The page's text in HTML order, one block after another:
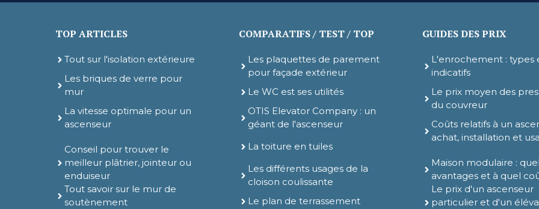
TOP ARTICLES
Tout sur l'isolation extérieure
Les briques de verre pour
mur
La vitesse optimale pour un
ascenseur
Conseil pour trouver le
meilleur plâtrier, jointeur ou
enduiseur
Tout savoir sur le mur de
soutènement
COMPARATIFS / TEST / TOP
Les plaquettes de parement
pour façade extérieur
Le WC est ses utilités
OTIS Elevator Company : un
géant de l'ascenseur
La toiture en tuiles
Les différents usages de la
cloison coulissante
Le plan de terrassement
GUIDES DES PRIX
L'enrochement : types
indicatifs
Le prix moyen des
du couvreur
Coûts relatifs à un
achat, installation et
Maison modulaire :
avantages et à quel
Le prix d'un ascenseur
particulier et d'un